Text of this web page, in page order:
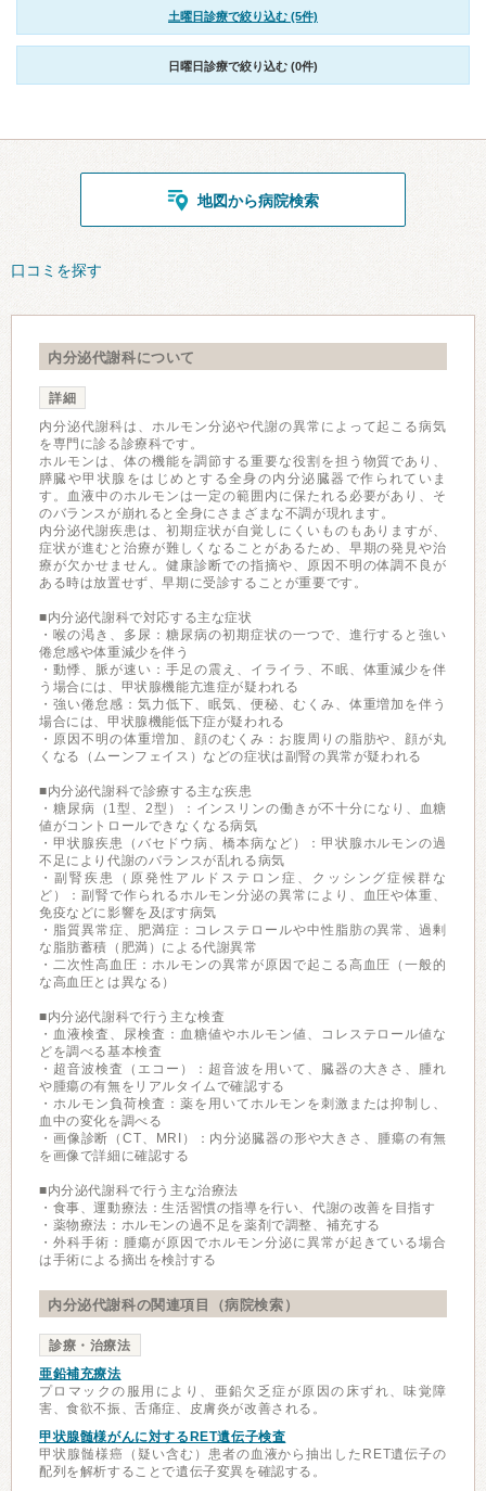
土曜日診療で絞り込む (5件)
日曜日診療で絞り込む (0件)
地図から病院検索
口コミを探す
内分泌代謝科について
詳細
内分泌代謝科は、ホルモン分泌や代謝の異常によって起こる病気
を専門に診る診療科です。
ホルモンは、体の機能を調節する重要な役割を担う物質であり、
膵臓や甲状腺をはじめとする全身の内分泌臓器で作られていま
す。血液中のホルモンは一定の範囲内に保たれる必要があり、そ
のバランスが崩れると全身にさまざまな不調が現れます。
内分泌代謝疾患は、初期症状が自覚しにくいものもありますが、
症状が進むと治療が難しくなることがあるため、早期の発見や治
療が欠かせません。健康診断での指摘や、原因不明の体調不良が
ある時は放置せず、早期に受診することが重要です。
■内分泌代謝科で対応する主な症状
・喉の渇き、多尿：糖尿病の初期症状の一つで、進行すると強い
倦怠感や体重減少を伴う
・動悸、脈が速い：手足の震え、イライラ、不眠、体重減少を伴
う場合には、甲状腺機能亢進症が疑われる
・強い倦怠感：気力低下、眠気、便秘、むくみ、体重増加を伴う
場合には、甲状腺機能低下症が疑われる
・原因不明の体重増加、顔のむくみ：お腹周りの脂肪や、顔が丸
くなる（ムーンフェイス）などの症状は副腎の異常が疑われる
■内分泌代謝科で診療する主な疾患
・糖尿病（1型、2型）：インスリンの働きが不十分になり、血糖
値がコントロールできなくなる病気
・甲状腺疾患（バセドウ病、橋本病など）：甲状腺ホルモンの過
不足により代謝のバランスが乱れる病気
・副腎疾患（原発性アルドステロン症、クッシング症候群な
ど）：副腎で作られるホルモン分泌の異常により、血圧や体重、
免疫などに影響を及ぼす病気
・脂質異常症、肥満症：コレステロールや中性脂肪の異常、過剰
な脂肪蓄積（肥満）による代謝異常
・二次性高血圧：ホルモンの異常が原因で起こる高血圧（一般的
な高血圧とは異なる）
■内分泌代謝科で行う主な検査
・血液検査、尿検査：血糖値やホルモン値、コレステロール値な
どを調べる基本検査
・超音波検査（エコー）：超音波を用いて、臓器の大きさ、腫れ
や腫瘍の有無をリアルタイムで確認する
・ホルモン負荷検査：薬を用いてホルモンを刺激または抑制し、
血中の変化を調べる
・画像診断（CT、MRI）：内分泌臓器の形や大きさ、腫瘍の有無
を画像で詳細に確認する
■内分泌代謝科で行う主な治療法
・食事、運動療法：生活習慣の指導を行い、代謝の改善を目指す
・薬物療法：ホルモンの過不足を薬剤で調整、補充する
・外科手術：腫瘍が原因でホルモン分泌に異常が起きている場合
は手術による摘出を検討する
内分泌代謝科の関連項目（病院検索）
診療・治療法
亜鉛補充療法
プロマックの服用により、亜鉛欠乏症が原因の床ずれ、味覚障
害、食欲不振、舌痛症、皮膚炎が改善される。
甲状腺髄様がんに対するRET遺伝子検査
甲状腺髄様癌（疑い含む）患者の血液から抽出したRET遺伝子の
配列を解析することで遺伝子変異を確認する。